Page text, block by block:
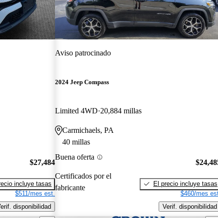
$27,484
incluye tasas
$511/mes est.
disponibilidad
Aviso patrocinado
2024 Jeep Compass
Limited 4WD 20,884 millas
Carmichaels, PA
40 millas
Buena oferta
Certificados por el
fabricante
El precio incluye tasas
$460/mes
Verif. disponibilidad